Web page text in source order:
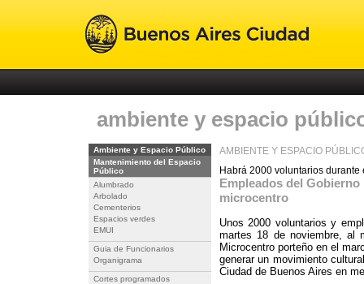
ambiente y espacio
Ambiente y Espacio Público
Mantenimiento del Espacio
Público
Alumbrado
Arbolado
Cementerios
Espacios verdes
EMUI
Guia de Funcionarios
Organigrama
Cortes programados
AMBIENTE Y ESPACIO
Habrá 2000 voluntarios
Empleados del
microcentro
Unos 2000 voluntarios y
martes 18 de noviembre, al
Microcentro porteño en el
generar un movimiento
Ciudad de Buenos Aires en